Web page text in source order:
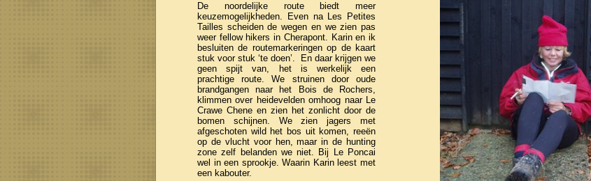
De noordelijke route biedt meer
keuzemogelijkheden. Even na Les Petites
Tailles scheiden de wegen en we zien pas
weer fellow hikers in Cherapont. Karin en ik
besluiten de routemarkeringen op de kaart
stuk voor stuk ‘te doen’. En daar krijgen we
geen spijt van, het is werkelijk een
prachtige route. We struinen door oude
brandgangen naar het Bois de Rochers,
klimmen over heidevelden omhoog naar Le
Crawe Chene en zien het zonlicht door de
bomen schijnen. We zien jagers met
afgeschoten wild het bos uit komen, reeën
op de vlucht voor hen, maar in de hunting
zone zelf belanden we niet. Bij Le Poncai
wel in een sprookje. Waarin Karin leest met
een kabouter.